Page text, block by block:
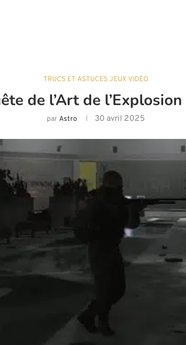
TRUCS ET ASTUCES JEUX VIDÉO
de l’Art de
parAstro 30 avril 2025